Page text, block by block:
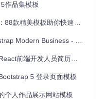
持西班牙文，满足不同地区
JS的基础结构，容易进行
Bootstrap框架，确保了代
Fonts和Bootstrap Icons改
作品集模板
模板助你快速构建响应式网站
Business - 构建专业网站的新起点
前端开发人员简历模板
5 登录页面模板
个人作品展示网站模板